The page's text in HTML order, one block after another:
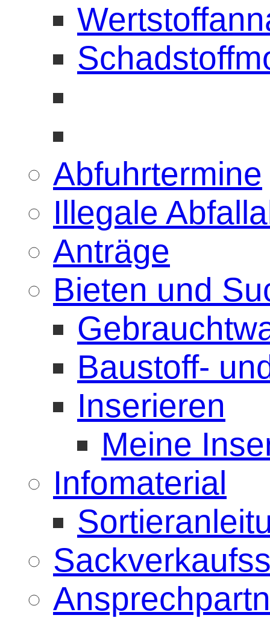
Abfuhrtermine
Illegale
Anträge
Bieten und
Baustoff-
Inserieren
Meine
Infomaterial